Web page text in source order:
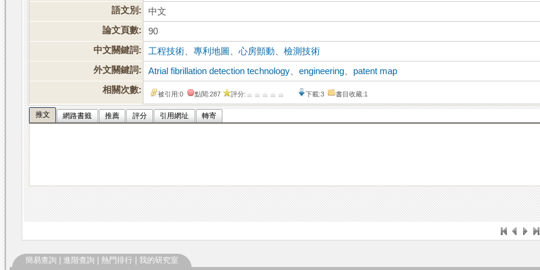
語文別:
中文
論文頁數:
90
中文關鍵詞:
工程技術 、專利地圖 、心房顫動 、檢測技術
外文關鍵詞:
Atrial fibrillation detection technology 、engineering
patent map
相關次數:
被引用:0 點閱:287 評分: 下載:3 書目收藏:1
推文 網路書籤 推薦 評分 引用網址 轉寄
簡易查詢 進階查詢 熱門排行 我的研究室